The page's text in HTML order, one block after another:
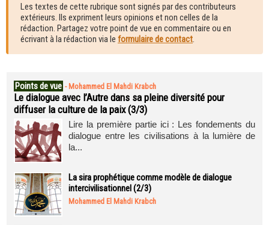
Les textes de cette rubrique sont signés par des contributeurs
extérieurs. Ils expriment leurs opinions et non celles de la
rédaction. Partagez votre point de vue en commentaire ou en
écrivant à la rédaction via le formulaire de contact.
Points de vue - Mohammed El Mahdi Krabch
Le dialogue avec l’Autre dans sa pleine diversité pour
diffuser la culture de la paix (3/3)
Lire la première partie ici : Les fondements du
dialogue entre les civilisations à la lumière de
la...
La sira prophétique comme modèle de dialogue
intercivilisationnel (2/3)
Mohammed El Mahdi Krabch